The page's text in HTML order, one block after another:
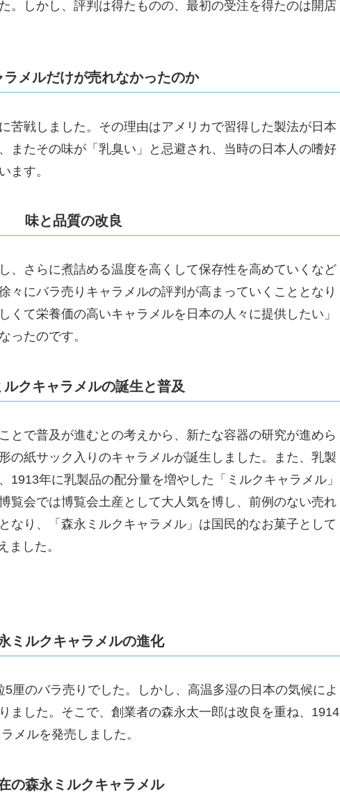
。
しかし、評判は得たものの、最初の受注を得たのは開店
ラメルだけが売れなかったのか
苦戦しました。その理由はアメリカで習得した製法が日本
またその味が「乳臭い」と忌避され、当時の日本人の嗜好
ます。
味と品質の改良
、さらに煮詰める温度を高くして保存性を高めていくなど
々にバラ売りキャラメルの評判が高まっていくこととなり
くて栄養価の高いキャラメルを日本の人々に提供したい」
ったのです。
ルクキャラメルの誕生と普及
とで普及が進むとの考えから、新たな容器の研究が進めら
の紙サック入りのキャラメルが誕生しました。また、乳製
1913年に乳製品の配分量を増やした「ミルクキャラメル」
覧会では博覧会土産として大人気を博し、前例のない売れ
なり、「森永ミルクキャラメル」は国民的なお菓子として
ました。
ミルクキャラメルの進化
厘のバラ売りでした。しかし、高温多湿の日本の気候によ
ました。そこで、創業者の森永太一郎は改良を重ね、1914
メルを発売しました。
の森永ミルクキャラメル